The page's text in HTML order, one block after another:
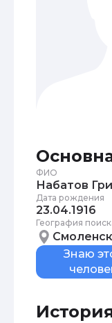
ФИО
Дата рождения
23.04.1916
География
Знаю